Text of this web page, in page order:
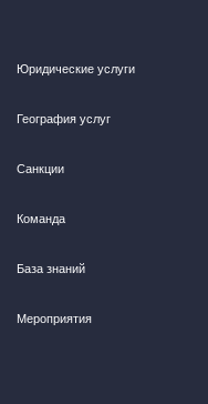
Юридические услуги
География услуг
Санкции
Команда
База знаний
Мероприятия